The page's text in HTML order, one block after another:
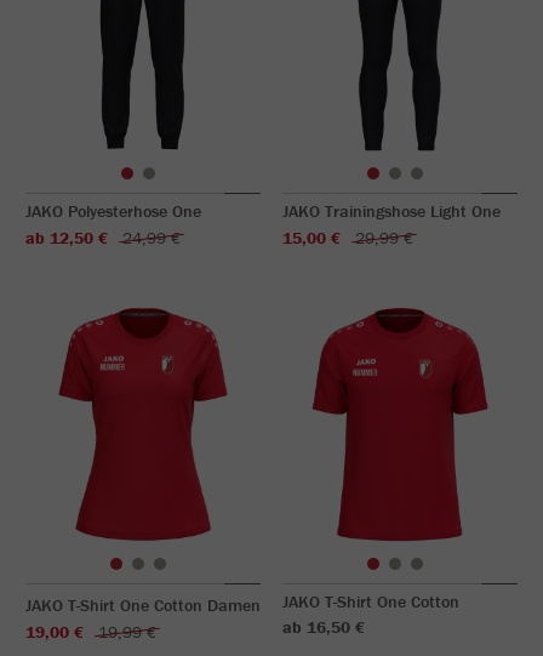
JAKO Polyesterhose One
ab 12,50 €
24,99 €
JAKO Trainingshose Light One
15,00 €
29,99 €
JAKO T-Shirt One Cotton Damen
19,00 €
19,99 €
JAKO T-Shirt One Cotton
ab 16,50 €